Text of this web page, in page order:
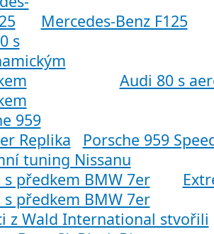
Mercedes-Benz F125
Audi 80 s
Porsche 959
předkem BMW 7er